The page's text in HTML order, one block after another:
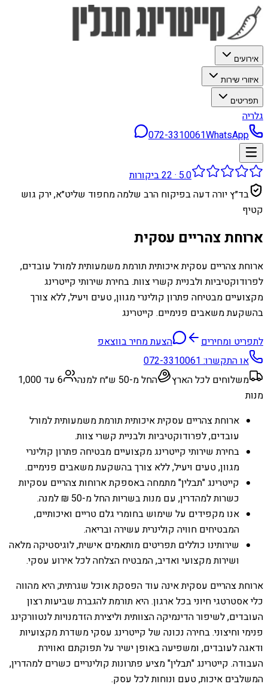
אירועים
איזורי שירות
תפריטים
גלריה
072-3310061WhatsApp
5.0
·
22ביקורות
בד״ץ יורה דעה בפיקוח הרב שלמה מחפוד שליט״א, ירק גוש
קטיף
ארוחת צהריים עסקית
ארוחת צהריים עסקית איכותית תורמת משמעותית למורל עובדים,
לפרודוקטיביות ולבניית קשרי צוות. בחירת שירותי קייטרינג
מקצועיים מבטיחה פתרון קולינרי מגוון, טעים ויעיל, ללא צורך
בהשקעת משאבים פנימיים. קייטרינג
לתפריט ומחירים
הצעת מחיר בווצאפ
או התקשרו:072-3310061
משלוחים לכל הארץ
החל מ-50 ש״ח למנה
6 עד 1,000
מנות
ארוחת צהריים עסקית איכותית תורמת משמעותית למורל
עובדים, לפרודוקטיביות ולבניית קשרי צוות.
בחירת שירותי קייטרינג מקצועיים מבטיחה פתרון קולינרי
מגוון, טעים ויעיל, ללא צורך בהשקעת משאבים פנימיים.
קייטרינג "תבלין" מתמחה באספקת ארוחות צהריים עסקיות
כשרות למהדרין, עם מנות בשריות החל מ-50 ₪ למנה.
אנו מקפידים על שימוש בחומרי גלם טריים ואיכותיים,
המבטיחים חוויה קולינרית עשירה ובריאה.
שירותינו כוללים תפריטים מותאמים אישית, לוגיסטיקה מלאה
ושירות מקצועי ואדיב, המבטיח הצלחה לכל אירוע עסקי.
ארוחת צהריים עסקית אינה עוד הפסקת אוכל שגרתית; היא מהווה
כלי אסטרטגי חיוני בכל ארגון. היא תורמת להגברת שביעות רצון
העובדים, לשיפור הדינמיקה הצוותית וליצירת הזדמנויות לנטוורקינג
פנימי וחיצוני. בחירה נכונה של קייטרינג עסקי משדרת מקצועיות
ודאגה לעובדים, ומשפיעה באופן ישיר על תפוקתם ואווירת
העבודה. קייטרינג "תבלין" מציע פתרונות קולינריים כשרים למהדרין,
המשלבים איכות, טעם ונוחות לכל עסק.